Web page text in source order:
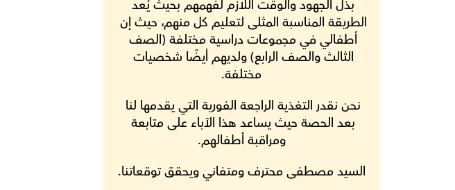
بذل الجهود والوقت اللازم لفهمهم بحيث يُعد
أطفالي في مجموعات دراسية مختلفة (الصف
مختلفة.
بعد الحصة حيث يساعد هذا الآباء على متابعة
ومراقبة أطفالهم.
السيد مصطفى محترف ومتفاني ويحقق توقعاتنا.